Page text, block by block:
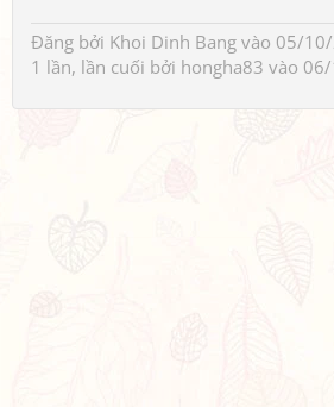
Đăng bởi Khoi Dinh Bang vào 05/
1 lần, lần cuối bởi hongha83 vào